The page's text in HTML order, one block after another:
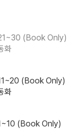
(Book Only)
화
(Book Only)
화
(Book Only)